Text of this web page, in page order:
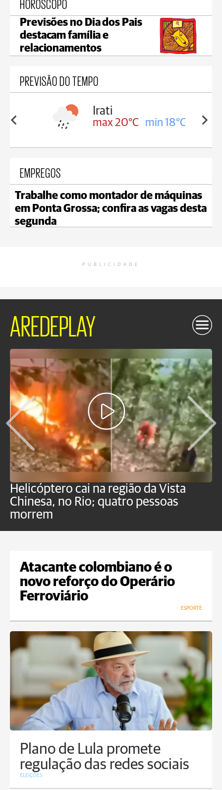
HORÓSCOPO
Previsões no Dia dos Pais
destacam família e
relacionamentos
PREVISÃO DO TEMPO
18°C
Irati
max 20°C min 18°C
EMPREGOS
Trabalhe como montador de máquinas
em Ponta Grossa; confira as vagas desta
segunda
PUBLICIDADE
AREDEPLAY
Helicóptero cai na região da Vista
Chinesa, no Rio; quatro pessoas
morrem
Atacante colombiano é o
novo reforço do Operário
Ferroviário
ESPORTE
Plano de Lula promete
regulação das redes sociais
ELEIÇÕES